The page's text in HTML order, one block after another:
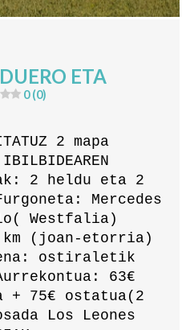
ETA
0 (0)
2 mapa
2 heldu eta 2
Mercedes
Westfalia)
(joan-etorria)
ostiraletik
63€
75€ ostatua(2
Los Leones